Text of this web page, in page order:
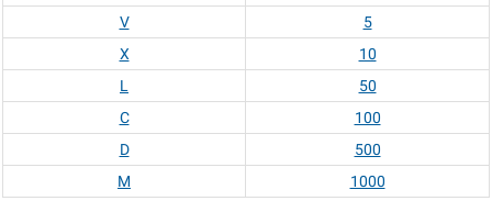
V
5
X
10
L
50
C
100
D
500
M
1000